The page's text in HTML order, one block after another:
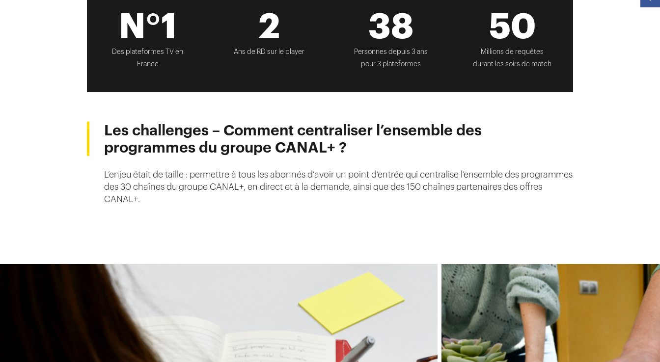
N°1
Des plateformes TV en
France
2
Ans de RD sur le player
38
Personnes depuis 3 ans
pour 3 plateformes
50
Millions de requêtes
durant les soirs de match
Les challenges – Comment centraliser l’ensemble des
programmes du groupe CANAL+ ?
L’enjeu était de taille : permettre à tous les abonnés d’avoir un point d’entrée qui centralise l’ensemble des programmes
des 30 chaînes du groupe CANAL+, en direct et à la demande, ainsi que des 150 chaînes partenaires des offres
CANAL+.